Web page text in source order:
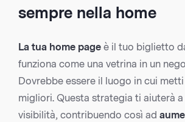
sempre nella home
La tua home page è il tuo biglietto
funziona come una vetrina in un
Dovrebbe essere il luogo in cui
migliori. Questa strategia ti aiuterà
visibilità, contribuendo così ad